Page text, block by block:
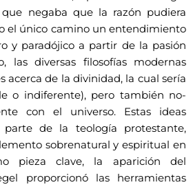
negaba que la razón pudiera
el único camino un entendimiento
y paradójico a partir de la pasión
las diversas filosofías modernas
acerca de la divinidad, la cual sería
o indiferente), pero también no-
con el universo. Estas ideas
de la teología protestante,
sobrenatural y espiritual en
pieza clave, la aparición del
proporcionó las herramientas